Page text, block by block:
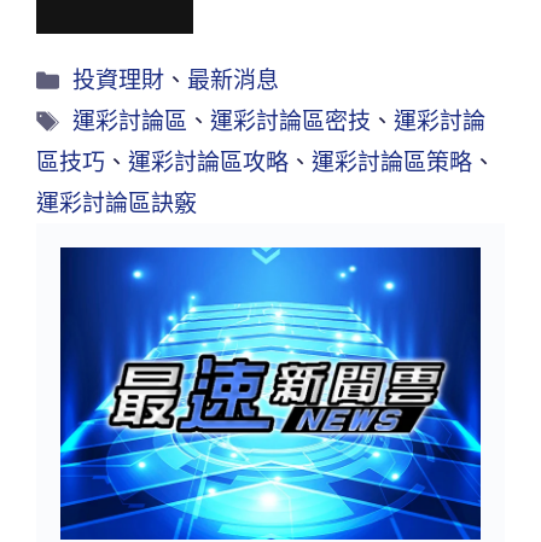
投資理財 、最新消息
運彩討論區 、運彩討論區密技 、運彩討論
區技巧 、 運彩討論區攻略 、 運彩討論區策略 、
運彩討論區訣竅